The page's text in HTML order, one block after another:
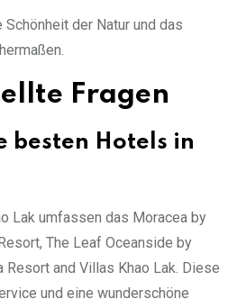
der Natur und das
Fragen
besten Hotels in
Lak umfassen das Moracea by
The Leaf Oceanside by
Resort and Villas Khao Lak. Diese
und eine wunderschöne